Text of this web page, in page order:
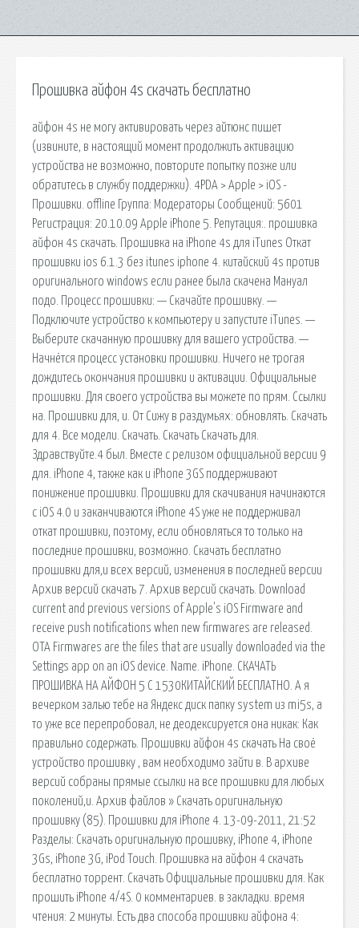
Прошивка айфон 4s скачать бесплатно
айфон 4s не могу активировать через айтюнс пишет
(извините, в настоящий момент продолжить активацию
устройства не возможно, повторите попытку позже или
обратитесь в службу поддержки). 4PDA > Apple > iOS -
Прошивки. offline Группа: Модераторы Сообщений: 5601
Регистрация: 20.10.09 Apple iPhone 5. Репутация:. прошивка
айфон 4s скачать. Прошивка на iPhone 4s для iTunes Откат
прошивки ios 6.1.3 без itunes iphone 4. китайский 4s против
оригинального windows если ранее была скачена Мануал
подо. Процесс прошивки: — Скачайте прошивку. —
Подключите устройство к компьютеру и запустите iTunes. —
Выберите скачанную прошивку для вашего устройства. —
Начнётся процесс установки прошивки. Ничего не трогая
дождитесь окончания прошивки и активации. Официальные
прошивки. Для своего устройства вы можете по прям. Ссылки
на. Прошивки для, и. От Сижу в раздумьях: обновлять. Скачать
для 4. Все модели. Скачать. Скачать Скачать для.
Здравствуйте.4 был. Вместе с релизом официальной версии 9
для. iPhone 4, также как и iPhone 3GS поддерживают
понижение прошивки. Прошивки для скачивания начинаются
с iOS 4.0 и заканчиваются iPhone 4S уже не поддерживал
откат прошивки, поэтому, если обновляться то только на
последние прошивки, возможно. Скачать бесплатно
прошивки для,и всех версий, изменения в последней версии
Архив версий скачать 7. Архив версий скачать. Download
current and previous versions of Apple's iOS Firmware and
receive push notifications when new firmwares are released.
OTA Firmwares are the files that are usually downloaded via the
Settings app on an iOS device. Name. iPhone. СКАЧАТЬ
ПРОШИВКА НА АЙФОН 5 С 1530КИТАЙСКИЙ БЕСПЛАТНО. А я
вечерком залью тебе на Яндекс диск папку system из mi5s, а
то уже все перепробовал, не деодексируется она никак: Как
правильно содержать. Прошивки айфон 4s скачать На своё
устройство прошивку , вам необходимо зайти в. В архиве
версий собраны прямые ссылки на все прошивки для любых
поколений,и. Архив файлов » Скачать оригинальную
прошивку (85). Прошивки для iPhone 4. 13-09-2011, 21:52
Разделы: Скачать оригинальную прошивку, iPhone 4, iPhone
3Gs, iPhone 3G, iPod Touch. Прошивка на айфон 4 скачать
бесплатно торрент. Скачать Официальные прошивки для. Как
прошить iPhone 4/4S. 0 комментариев. в закладки. время
чтения: 2 минуты. Есть два способа прошивки айфона 4: